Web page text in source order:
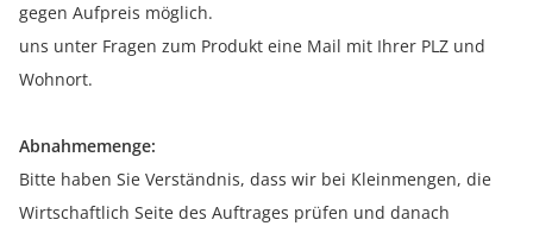
gegen Aufpreis möglich.
uns unter Fragen zum Produkt eine Mail mit Ihrer PLZ und
Wohnort.
Abnahmemenge:
Bitte haben Sie Verständnis, dass wir bei Kleinmengen, die
Wirtschaftlich Seite des Auftrages prüfen und danach